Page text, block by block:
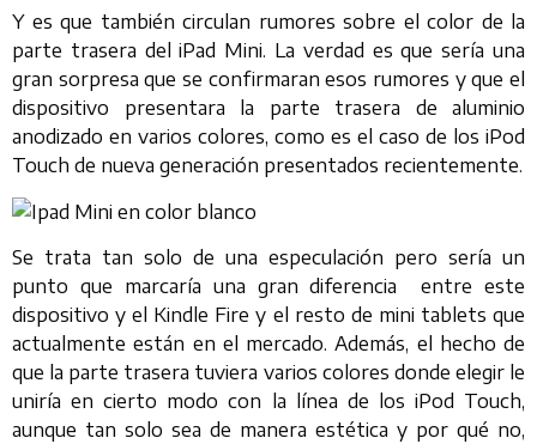
Y es que también circulan rumores sobre el color de la
parte trasera del iPad Mini. La verdad es que sería una
gran sorpresa que se confirmaran esos rumores y que el
dispositivo presentara la parte trasera de aluminio
anodizado en varios colores, como es el caso de los iPod
Touch de nueva generación presentados recientemente.
Se trata tan solo de una especulación pero sería un
punto que marcaría una gran diferencia entre este
dispositivo y el Kindle Fire y el resto de mini tablets que
actualmente están en el mercado. Además, el hecho de
que la parte trasera tuviera varios colores donde elegir le
uniría en cierto modo con la línea de los iPod Touch,
aunque tan solo sea de manera estética y por qué no,